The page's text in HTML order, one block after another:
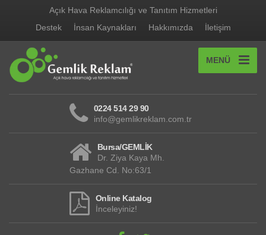
Açık Hava Reklamcılığı ve Tanıtım Hizmetleri
Destek
İnsan Kaynakları Hakkımızda İletişim
MENÜ
0224 514 29 90
info@gemlikreklam.com.tr
Bursa/GEMLİK
Dr. Ziya Kaya Mh.
Gazhane Cd. No:63/1
Online Katalog
İnceleyiniz!